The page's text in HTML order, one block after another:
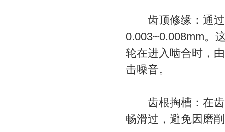
齿顶修缘：通过
0.003~0.008mm。
轮在进入啮合时，
击噪音。
齿根掏槽：在齿
畅滑过，避免因磨